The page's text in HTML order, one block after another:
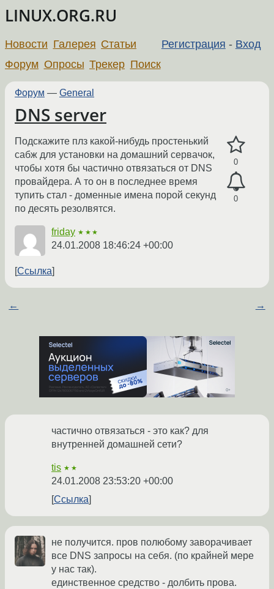
LINUX.ORG.RU
Регистрация - Вход
Новости Галерея Статьи
Форум Опросы Трекер Поиск
Форум — General
DNS server
0
0
Подскажите плз какой-нибудь простенький
сабж для установки на домашний сервачок,
чтобы хотя бы частично отвязаться от DNS
провайдера. А то он в последнее время
тупить стал - доменные имена порой секунд
по десять резолвятся.
friday ★★★
24.01.2008 18:46:24 +00:00
Ссылка
← →
частично отвязаться - это как? для
внутренней домашней сети?
tis ★★
24.01.2008 23:53:20 +00:00
Ссылка
не получится. пров полюбому заворачивает
все DNS запросы на себя. (по крайней мере
у нас так).
единственное средство - долбить прова.